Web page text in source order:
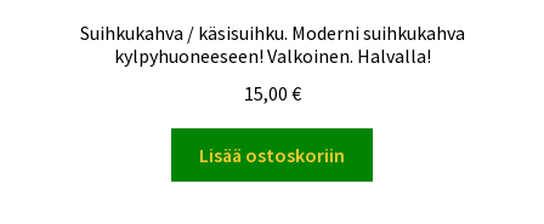
Suihkukahva / käsisuihku. Moderni suihkukahva
kylpyhuoneeseen! Valkoinen. Halvalla!
15,00 €
Lisää ostoskoriin